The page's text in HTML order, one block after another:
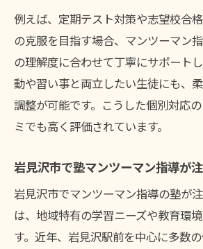
塾での個別カリキュラムが
最適
塾マンツーマンならではの
紹介
オンライン塾活用で自分に
塾の授業形式を比較して最
塾の自習スペースの活用法
個別指導がもたらす成績アップ
塾の個別指導で成績が伸
例えば、定期テスト対策や志望校合
の克服を目指す場合、マンツーマン
の理解度に合わせて丁寧にサポート
動や習い事と両立したい生徒にも、
調整が可能です。こうした個別対応
ミでも高く評価されています。
岩見沢市で塾マンツーマン指導が
岩見沢市でマンツーマン指導の塾が
は、地域特有の学習ニーズや教育環
す。近年、岩見沢駅前を中心に多数